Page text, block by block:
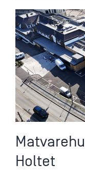
Holtet